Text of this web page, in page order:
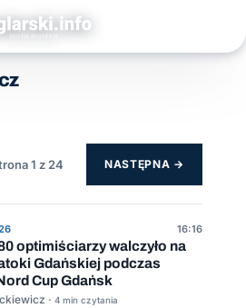
1 z 24 NASTĘPNA →
16:16
optimiściarzy walczyło na
Gdańskiej podczas
Cup Gdańsk
· 4 min czytania